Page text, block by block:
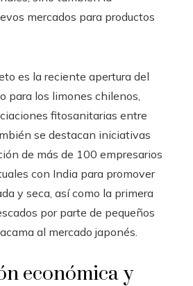
mercados para productos
es la reciente apertura del
para los limones chilenos,
fitosanitarias entre
se destacan iniciativas
de más de 100 empresarios
con India para promover
y seca, así como la primera
por parte de pequeños
al mercado japonés.
económica y